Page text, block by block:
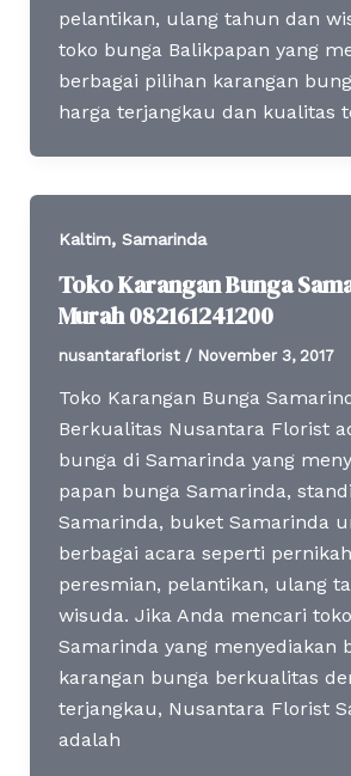
pelantikan, ulang tahun dan
toko bunga Balikpapan yang
berbagai pilihan karangan
harga terjangkau dan kualitas
Kaltim, Samarinda
Toko Karangan Bunga
Murah 082161241200
nusantaraflorist / November 3, 2017
Toko Karangan Bunga
Berkualitas Nusantara Florist
bunga di Samarinda yang
papan bunga Samarinda,
Samarinda, buket Samarinda
berbagai acara seperti
peresmian, pelantikan, ulang
wisuda. Jika Anda mencari
Samarinda yang menyediakan
karangan bunga berkualitas
terjangkau, Nusantara Florist
adalah